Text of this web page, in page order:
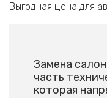
Выгодная цена для
Замена
часть
которая